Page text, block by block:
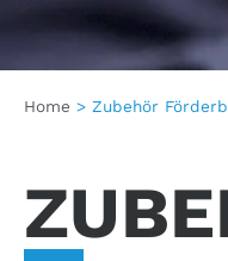
Home > Zubehör